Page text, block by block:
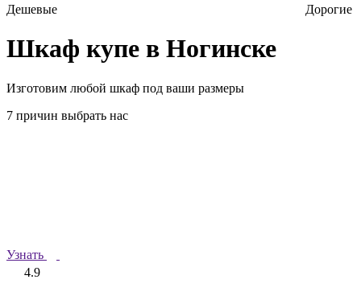
Дешевые Дорогие
Шкаф купе в Ногинске
Изготовим любой шкаф под ваши размеры
7 причин выбрать нас
Узнать
4.9